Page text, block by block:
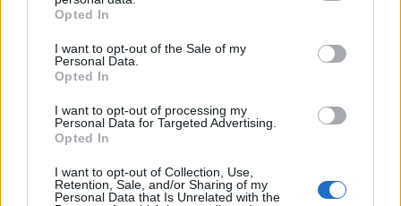
Opted In
I want to opt-out of the Sale of my
Personal Data.
Opted In
I want to opt-out of processing my
Personal Data for Targeted Advertising.
Opted In
I want to opt-out of Collection, Use,
Retention, Sale, and/or Sharing of my
Personal Data that Is Unrelated with the
news
ARTICLES CONNEXES PLUS DE L'AUTEUR